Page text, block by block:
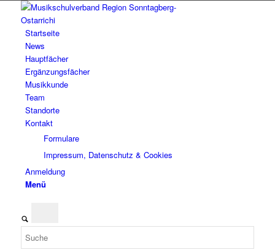
Startseite
News
Hauptfächer
Ergänzungsfächer
Musikkunde
Team
Standorte
Kontakt
Formulare
Impressum, Datenschutz & Cookies
Anmeldung
Menü